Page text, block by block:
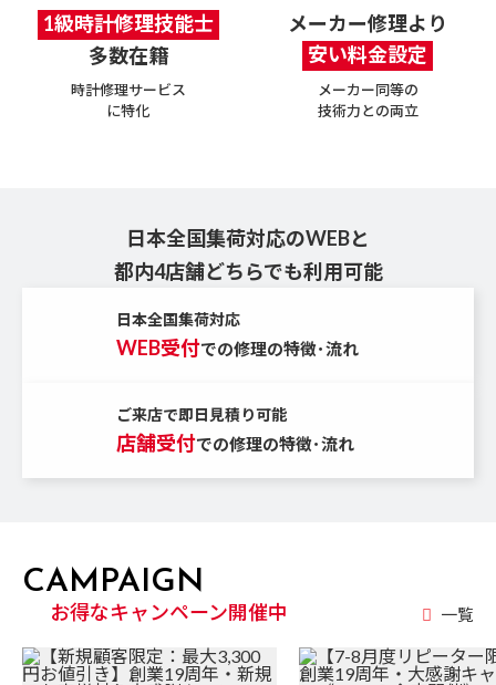
1級時計修理技能士
多数在籍
時計修理サービス
に特化
メーカー修理より
安い料金設定
メーカー同等の
技術力との両立
日本全国集荷対応のWEBと
都内4店舗どちらでも利用可能
日本全国集荷対応
WEB受付での修理の特徴･流れ
ご来店で即日見積り可能
店舗受付での修理の特徴･流れ
CAMPAIGN
お得なキャンペーン開催中 一覧